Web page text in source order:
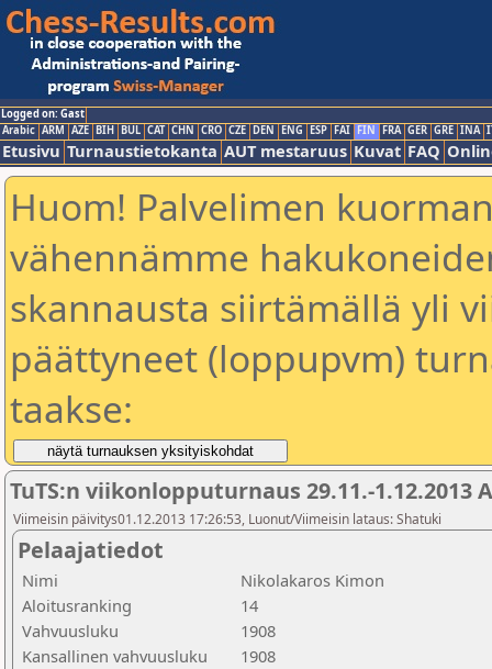
Logged on: Gast
Arabic ARM AZE BIH BUL CAT CHN CRO CZE DEN ENG ESP FAI FIN FRA GER GRE INA
Etusivu Turnaustietokanta AUT mestaruus Kuvat FAQ
Huom! Palvelimen
vähennämme
skannausta siirtämällä yli
päättyneet (loppupvm)
taakse:
TuTS:n viikonlopputurnaus 29.11.-1.12.2013
Viimeisin päivitys01.12.2013 17:26:53, Luonut/Viimeisin lataus: Shatuki
Pelaajatiedot
Nimi
Nikolakaros Kimon
Aloitusranking
14
Vahvuusluku
1908
Kansallinen vahvuusluku
1908